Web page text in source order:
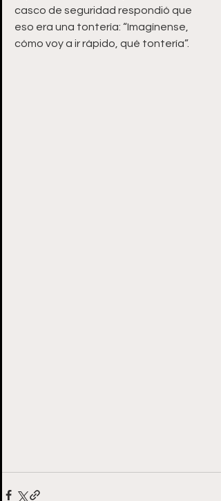
casco de seguridad respondió que
eso era una tontería: “Imagínense,
cómo voy a ir rápido, qué tontería”.